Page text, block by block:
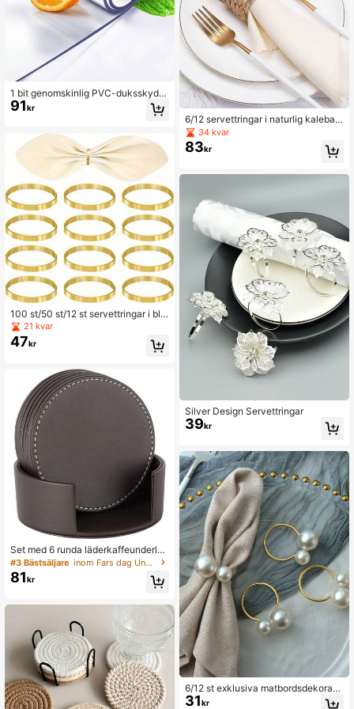
1 bit genomskinlig PVC-duksskydd,
rektangulär design, vattentät och ol
jesäker, lämplig för kök, byrå, skrivb
91kr
100 st/50 st/12 st servettringar i bla
dguld, tygservetthållare för restaura
ngmatsal
21 kvar
47kr
Set med 6 runda läderkaffeunderläg
g, 4 tums rund koppmatta för hem o
ch kök
#3 Bästsäljare inom Fars dag Underlägg
81kr
6/12 servettringar i naturlig kalebas
sväv, handgjorda rustika servetthåll
are i lantlig stil, lämpliga för födelse
dagsfester, Thanksgiving, bröllop o
34 kvar
83kr
Silver Design Servettringar
39kr
6/12 st exklusiva matbordsdekorati
oner för hotell/restaurang, stora/sm
31kr